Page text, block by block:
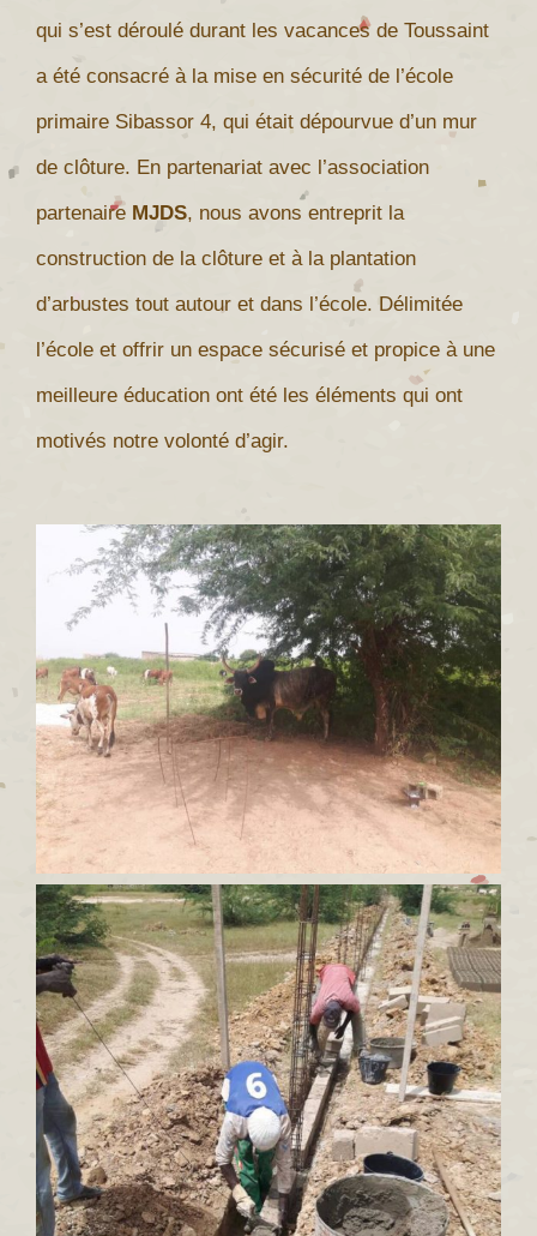
qui s’est déroulé durant les vacances de Toussaint
a été consacré à la mise en sécurité de l’école
primaire Sibassor 4, qui était dépourvue d’un mur
de clôture. En partenariat avec l’association
partenaire MJDS, nous avons entreprit la
construction de la clôture et à la plantation
d’arbustes tout autour et dans l’école. Délimitée
l’école et offrir un espace sécurisé et propice à une
meilleure éducation ont été les éléments qui ont
motivés notre volonté d’agir.